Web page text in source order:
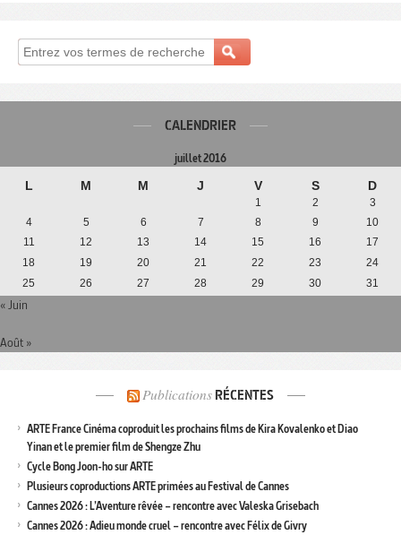
CALENDRIER
juillet 2016
L M M J V S D
1 2
3
4
5 6 7 8 9
10
11
12 13 14 15 16
17
18
19 20 21 22 23
24
25
26 27 28 29 30 31
« Juin
Août »
Publications RÉCENTES
ARTE France Cinéma coproduit les prochains films de Kira Kovalenko et Diao
Yinan et le premier film de Shengze Zhu
Cycle Bong Joon-ho sur ARTE
Plusieurs coproductions ARTE primées au Festival de Cannes
Cannes 2026 : L’Aventure rêvée – rencontre avec Valeska Grisebach
Cannes 2026 : Adieu monde cruel – rencontre avec Félix de Givry